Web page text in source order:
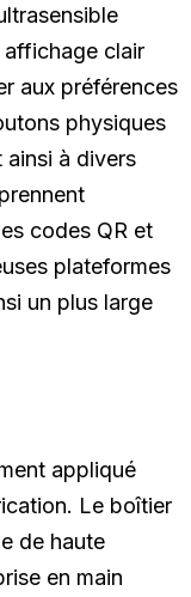
clair
aux préférences
physiques
à divers
codes QR et
plateformes
un plus large
appliqué
Le boîtier
de haute
en main